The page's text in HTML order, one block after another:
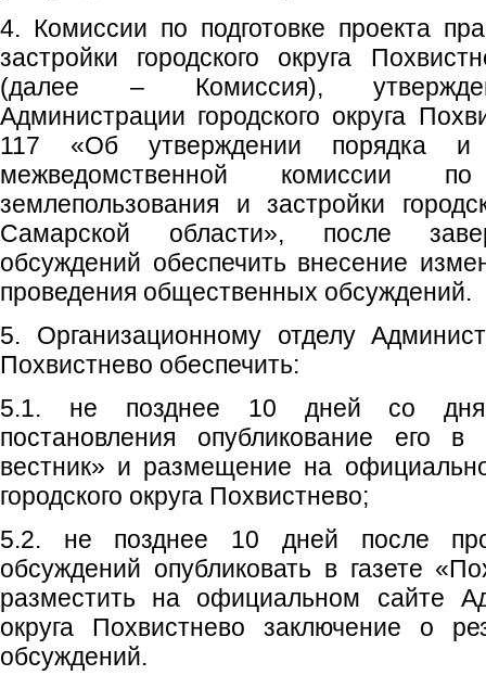
4. Комиссии по подготовке проекта
застройки городского округа
(далее – Комиссия),
Администрации городского округа
117 «Об утверждении порядка и
межведомственной комиссии
землепользования и застройки
Самарской области», после
обсуждений обеспечить внесение
проведения общественных обсуждений.
5. Организационному отделу
Похвистнево обеспечить:
5.1. не позднее 10 дней со дня
постановления опубликование его в
вестник» и размещение на
городского округа Похвистнево;
5.2. не позднее 10 дней после
обсуждений опубликовать в газете
разместить на официальном сайте
округа Похвистнево заключение о
обсуждений.